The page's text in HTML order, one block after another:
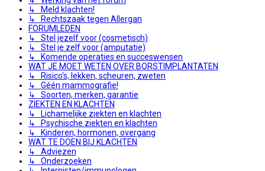
↳ Meld klachten!
↳ Rechtszaak tegen Allergan
FORUMLEDEN
↳ Stel jezelf voor (cosmetisch)
↳ Stel je zelf voor (amputatie)
↳ Komende operaties en succeswensen
WAT JE MOET WETEN OVER BORSTIMPLANTATEN
↳ Risico's, lekken, scheuren, zweten
↳ Géén mammografie!
↳ Soorten, merken, garantie
ZIEKTEN EN KLACHTEN
↳ Lichamelijke ziekten en klachten
↳ Psychische ziekten en klachten
↳ Kinderen, hormonen, overgang
WAT TE DOEN BIJ KLACHTEN
↳ Adviezen
↳ Onderzoeken